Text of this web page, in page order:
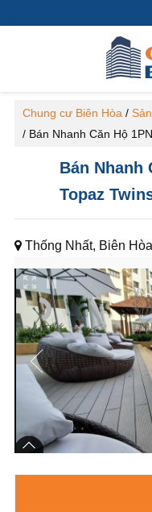
Chung cư Biên Hòa /
/ Bán Nhanh Căn Hộ
Bán Nhanh
Topaz
Thống Nhất, Biên